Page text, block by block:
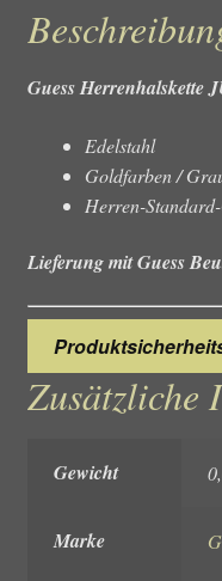
Guess Herrenhalskette
Edelstahl
Goldfarben /
Herren-
Lieferung mit Guess
Zusätzliche
Gewicht
Marke